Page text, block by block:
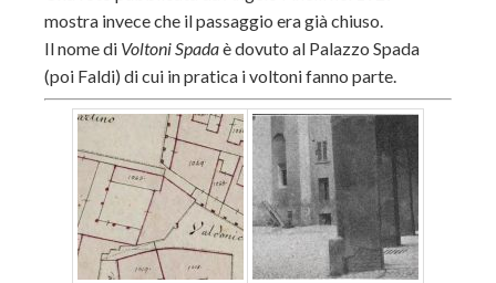
mostra invece che il passaggio era già chiuso.
Il nome di Voltoni Spadaè dovuto al Palazzo Spada
(poi Faldi) di cui in pratica i voltoni fanno parte.